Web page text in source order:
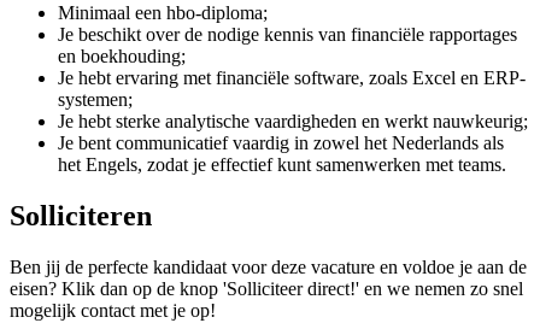
Minimaal een hbo-diploma;
Je beschikt over de nodige kennis van financiële rapportages
en boekhouding;
Je hebt ervaring met financiële software, zoals Excel en ERP-
systemen;
Je hebt sterke analytische vaardigheden en werkt nauwkeurig;
Je bent communicatief vaardig in zowel het Nederlands als
het Engels, zodat je effectief kunt samenwerken met teams.
Solliciteren
Ben jij de perfecte kandidaat voor deze vacature en voldoe je aan de
eisen? Klik dan op de knop 'Solliciteer direct!' en we nemen zo snel
mogelijk contact met je op!